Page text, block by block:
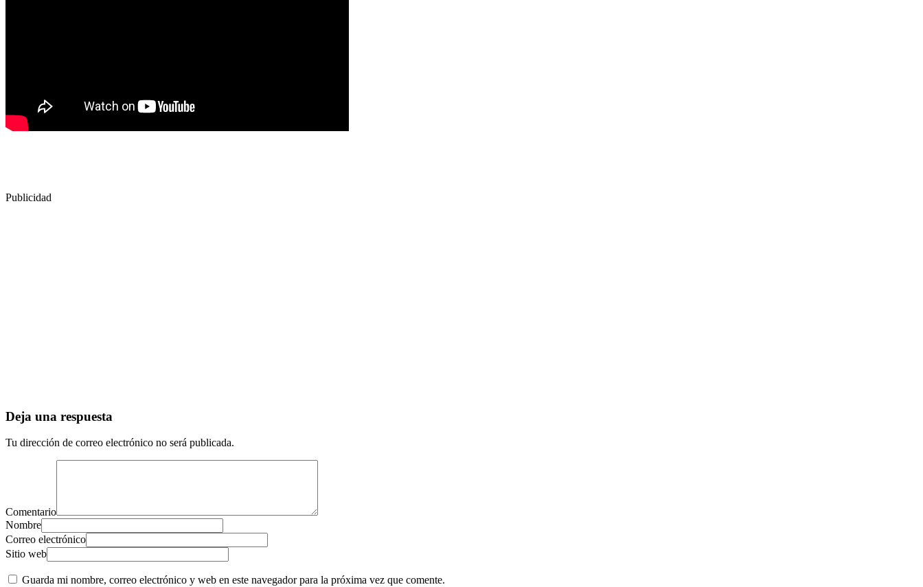
Publicidad
Deja una respuesta
Tu dirección de correo electrónico no será publicada.
Comentario
Nombre
Correo electrónico
Sitio web
Guarda mi nombre, correo electrónico y web en este navegador para la próxima vez que comente.